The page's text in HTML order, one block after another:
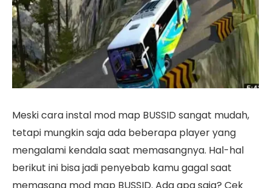
Meski cara instal mod map BUSSID sangat mudah,
tetapi mungkin saja ada beberapa player yang
mengalami kendala saat memasangnya. Hal-hal
berikut ini bisa jadi penyebab kamu gagal saat
memasang mod map BUSSID. Ada apa saja? Cek